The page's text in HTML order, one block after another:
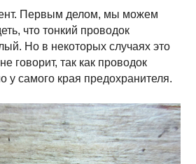
Первым делом, мы можем
что тонкий проводок
Но в некоторых случаях это
говорит, так как проводок
у самого края предохранителя.